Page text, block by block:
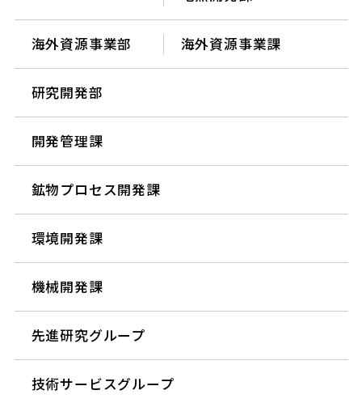
海外資源事業部 海外資源事業課
研究開発部
開発管理課
鉱物プロセス開発課
環境開発課
機械開発課
先進研究グループ
技術サービスグループ